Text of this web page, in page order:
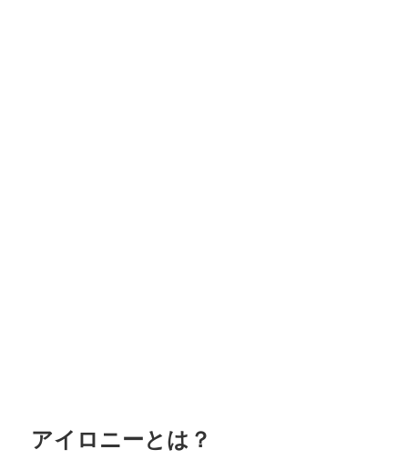
アイロニーとは？